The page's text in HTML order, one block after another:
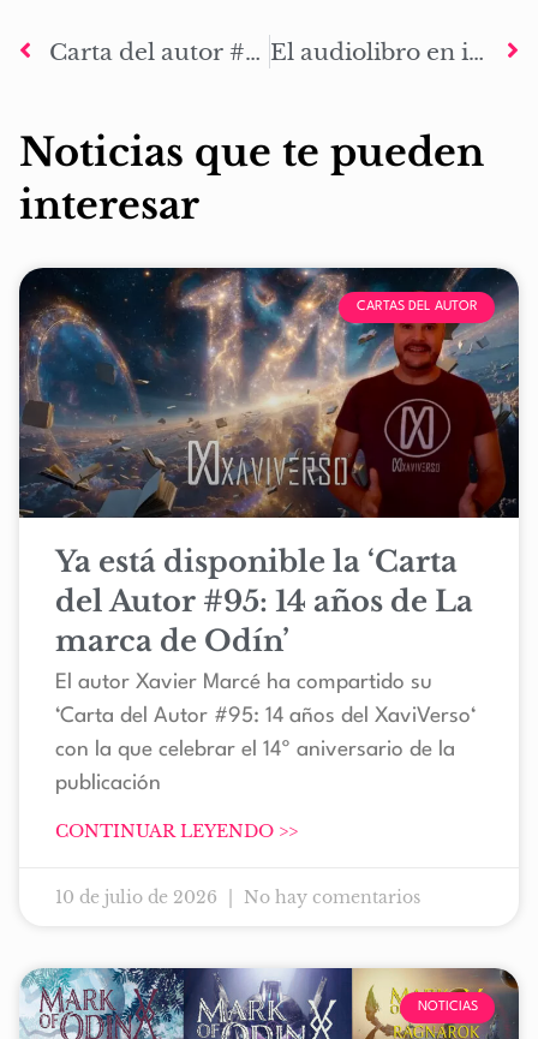
Carta del autor #71: A por el #Blackfriday y la navidad El audiolibro en inglés de La Marca de Odín: El despertar ya está distribuido en todas las plataformas
Noticias que te pueden
interesar
CARTAS DEL AUTOR
Ya está disponible la ‘Carta
del Autor #95: 14 años de La
marca de Odín’
El autor Xavier Marcé ha compartido su
‘Carta del Autor #95: 14 años del XaviVerso‘
con la que celebrar el 14º aniversario de la
publicación
CONTINUAR LEYENDO >>
10 de julio de 2026 No hay comentarios
NOTICIAS